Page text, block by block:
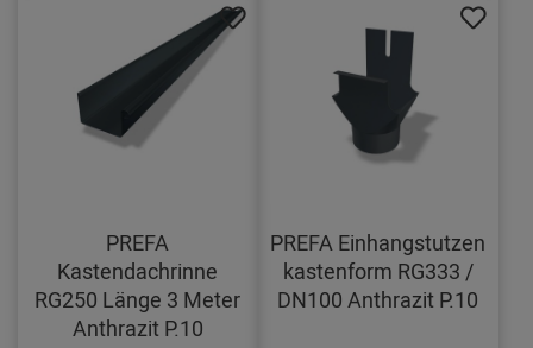
PREFA
Kastendachrinne
RG250 Länge 3 Meter
Anthrazit P.10
PREFA Einhangstutzen
kastenform RG333 /
DN100 Anthrazit P.10